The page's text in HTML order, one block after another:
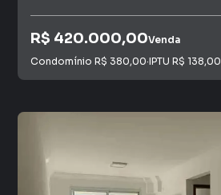
R$ 420.000,00Venda
Condomínio R$ 380,00·IPTU R$ 138,00